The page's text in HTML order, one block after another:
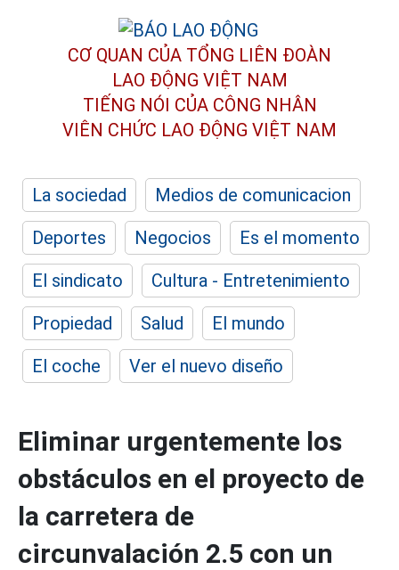
CƠ QUAN CỦA TỔNG LIÊN ĐOÀN
LAO ĐỘNG VIỆT NAM
TIẾNG NÓI CỦA CÔNG NHÂN
VIÊN CHỨC LAO ĐỘNG VIỆT NAM
La sociedad
Medios de comunicacion
Deportes
Negocios
Es el momento
El sindicato
Cultura - Entretenimiento
Propiedad
Salud
El mundo
El coche
Ver el nuevo diseño
Eliminar urgentemente los
obstáculos en el proyecto de
la carretera de
circunvalación 2.5 con un